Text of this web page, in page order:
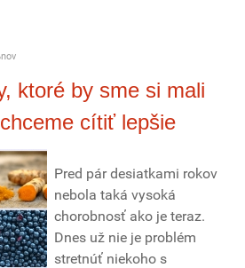
ktoré by sme si mali
cítiť lepšie
Pred pár desiatkami rokov
nebola taká vysoká
chorobnosť ako je teraz.
Dnes už nie je problém
stretnúť niekoho s